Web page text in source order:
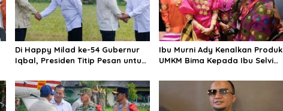
Di Happy Milad ke-54 Gubernur
Iqbal, Presiden Titip Pesan untuk
Ibu Murni Ady Kenalkan Produk
UMKM Bima Kepada Ibu Selvi